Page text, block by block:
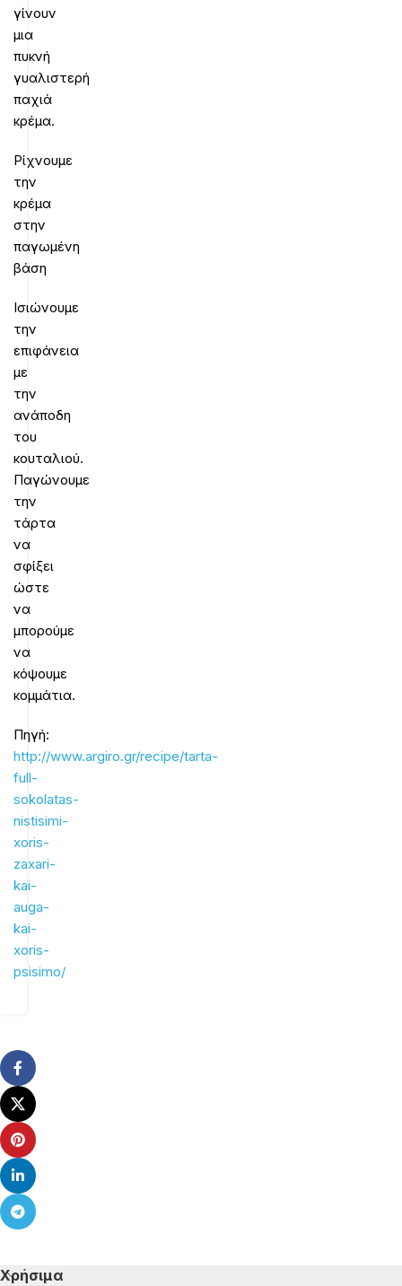
γίνουν
μια
πυκνή
γυαλιστερή
παχιά
κρέμα.
Ρίχνουμε
την
κρέμα
στην
παγωμένη
βάση
Ισιώνουμε
την
επιφάνεια
με
την
ανάποδη
του
κουταλιού.
Παγώνουμε
την
τάρτα
να
σφίξει
ώστε
να
μπορούμε
να
κόψουμε
κομμάτια.
Πηγή:
http://www.argiro.gr/recipe/tarta-
full-
sokolatas-
nistisimi-
xoris-
zaxari-
kai-
auga-
kai-
xoris-
psisimo/
Χρήσιμα